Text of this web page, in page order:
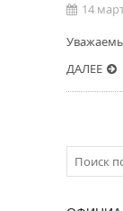
14
ДАЛЕЕ